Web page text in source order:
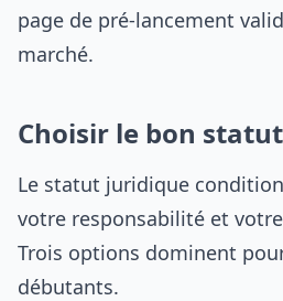
page de pré-lancement
marché.
Choisir le bon
Le statut juridique
votre responsabilité et
Trois options dominent
débutants.